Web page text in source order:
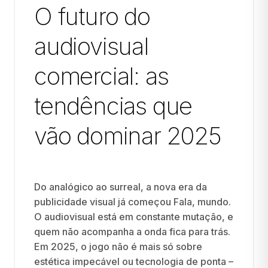
O futuro do
audiovisual
comercial: as
tendências que
vão dominar 2025
Do analógico ao surreal, a nova era da
publicidade visual já começou Fala, mundo.
O audiovisual está em constante mutação, e
quem não acompanha a onda fica para trás.
Em 2025, o jogo não é mais só sobre
estética impecável ou tecnologia de ponta –